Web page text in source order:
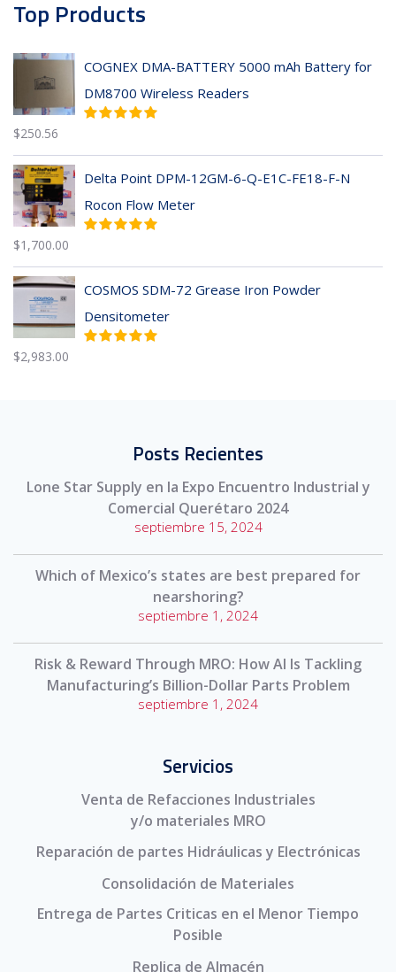
Top Products
COGNEX DMA-BATTERY 5000 mAh Battery for
DM8700 Wireless Readers
$250.56
Delta Point DPM-12GM-6-Q-E1C-FE18-F-N
Rocon Flow Meter
$1,700.00
COSMOS SDM-72 Grease Iron Powder
Densitometer
$2,983.00
Posts Recientes
Lone Star Supply en la Expo Encuentro Industrial y
Comercial Querétaro 2024
septiembre 15, 2024
Which of Mexico’s states are best prepared for
nearshoring?
septiembre 1, 2024
Risk & Reward Through MRO: How AI Is Tackling
Manufacturing’s Billion-Dollar Parts Problem
septiembre 1, 2024
Servicios
Venta de Refacciones Industriales
y/o materiales MRO
Reparación de partes Hidráulicas y Electrónicas
Consolidación de Materiales
Entrega de Partes Criticas en el Menor Tiempo
Posible
Replica de Almacén